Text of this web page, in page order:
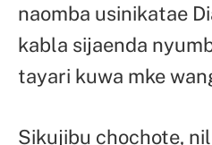
naomba usinikatae
kabla sijaenda
tayari kuwa mke
Sikujibu chochote,